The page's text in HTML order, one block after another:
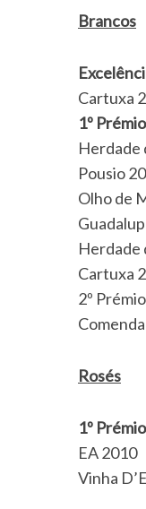
Brancos
Cartuxa
1º Prémio
Herdade
Pousio
Olho de
Herdade
Cartuxa
2º Prémio
Rosés
1º Prémio
EA 2010
Vinha